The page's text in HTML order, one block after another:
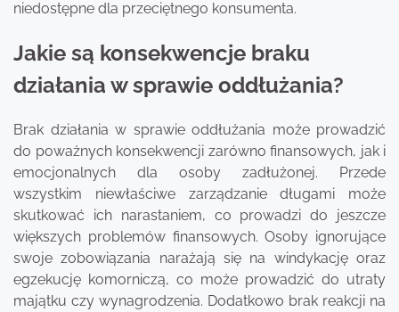
niedostępne dla przeciętnego konsumenta.
Jakie są konsekwencje braku
działania w sprawie oddłużania?
Brak działania w sprawie oddłużania może prowadzić
do poważnych konsekwencji zarówno finansowych, jak i
emocjonalnych dla osoby zadłużonej. Przede
wszystkim niewłaściwe zarządzanie długami może
skutkować ich narastaniem, co prowadzi do jeszcze
większych problemów finansowych. Osoby ignorujące
swoje zobowiązania narażają się na windykację oraz
egzekucję komorniczą, co może prowadzić do utraty
majątku czy wynagrodzenia. Dodatkowo brak reakcji na